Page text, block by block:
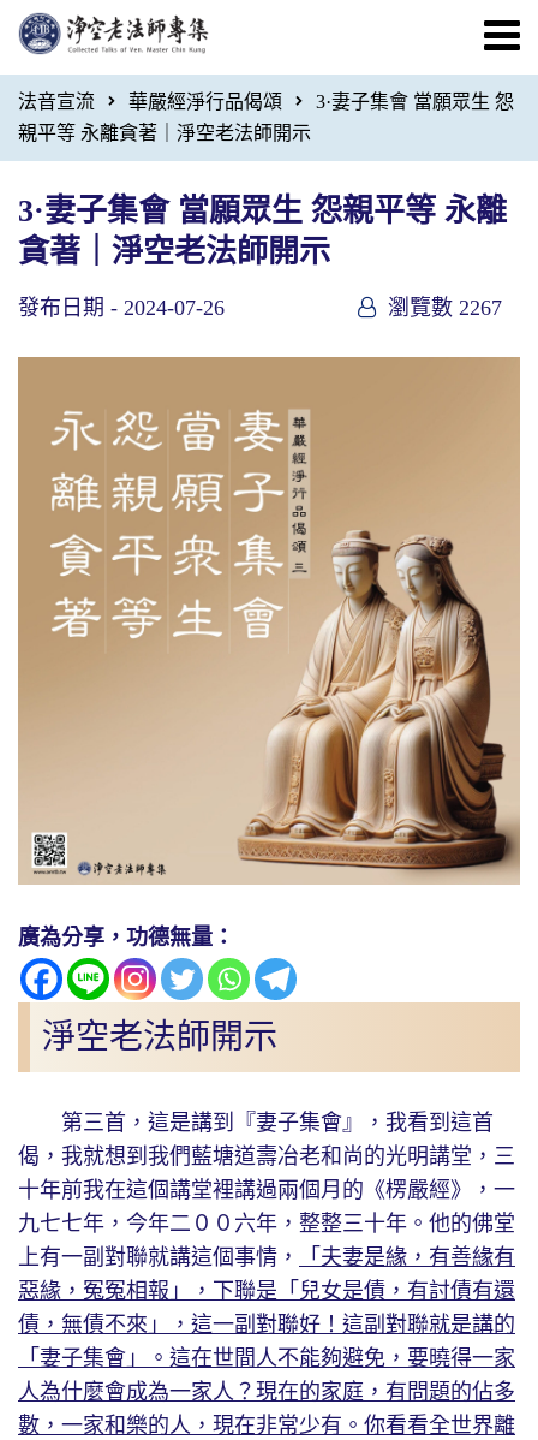
法音宣流 華嚴經淨行品偈頌
3·妻子集會 當願眾生 怨
親平等 永離貪著｜淨空老法師開示
3·妻子集會 當願眾生 怨親平等 永離
貪著｜淨空老法師開示
發布日期 - 2024-07-26 瀏覽數 2267
廣為分享，功德無量：
淨空老法師開示
第三首，這是講到『妻子集會』，我看到這首
偈，我就想到我們藍塘道壽冶老和尚的光明講堂，三
十年前我在這個講堂裡講過兩個月的《楞嚴經》，一
九七七年，今年二００六年，整整三十年。他的佛堂
上有一副對聯就講這個事情，
「夫妻是緣，有善緣有
惡緣，冤冤相報」，下聯是「兒女是債，有討債有還
債，無債不來」，這一副對聯好！這副對聯就是講的
「妻子集會」。這在世間人不能夠避免，要曉得一家
人為什麼會成為一家人？現在的家庭，有問題的佔多
數，一家和樂的人，現在非常少有。你看看全世界離